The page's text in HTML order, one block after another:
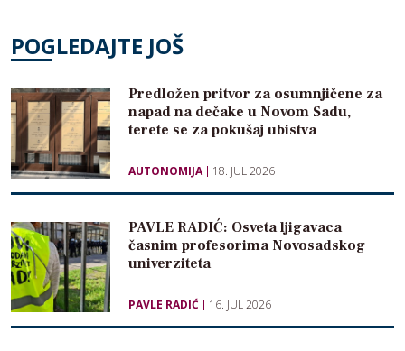
POGLEDAJTE JOŠ
Predložen pritvor za osumnjičene za
napad na dečake u Novom Sadu,
terete se za pokušaj ubistva
AUTONOMIJA 18. JUL 2026
PAVLE RADIĆ: Osveta ljigavaca
časnim profesorima Novosadskog
univerziteta
PAVLE RADIĆ 16. JUL 2026